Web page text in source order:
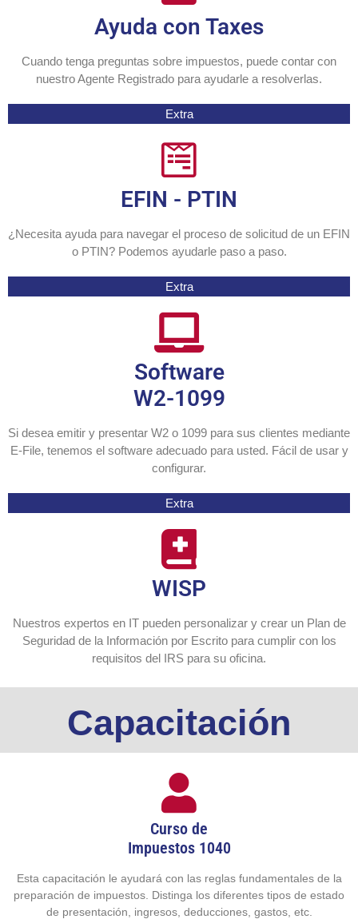
Ayuda con Taxes
Cuando tenga preguntas sobre impuestos, puede contar con
nuestro Agente Registrado para ayudarle a resolverlas.
Extra
EFIN - PTIN
¿Necesita ayuda para navegar el proceso de solicitud de un EFIN
o PTIN? Podemos ayudarle paso a paso.
Extra
Software
W2-1099
Si desea emitir y presentar W2 o 1099 para sus clientes mediante
E-File, tenemos el software adecuado para usted. Fácil de usar y
configurar.
Extra
WISP
Nuestros expertos en IT pueden personalizar y crear un Plan de
Seguridad de la Información por Escrito para cumplir con los
requisitos del IRS para su oficina.
Capacitación
Curso de
Impuestos 1040
Esta capacitación le ayudará con las reglas fundamentales de la
preparación de impuestos. Distinga los diferentes tipos de estado
de presentación, ingresos, deducciones, gastos, etc.